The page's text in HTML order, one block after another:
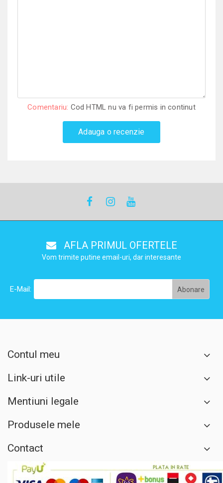
Comentariu: Cod HTML nu va fi permis in continut
Adauga o recenzie
AFLA PRIMUL OFERTELE
Vom trimite putine email-uri, dar interesante
E-Mail:
Contul meu
Link-uri utile
Mentiuni legale
Produsele mele
Contact